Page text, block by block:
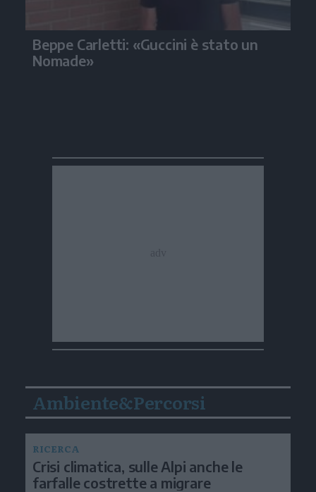
Beppe Carletti: «Guccini è stato un
Nomade»
Ambiente&Percorsi
RICERCA
Crisi climatica, sulle Alpi anche le
farfalle costrette a migrare